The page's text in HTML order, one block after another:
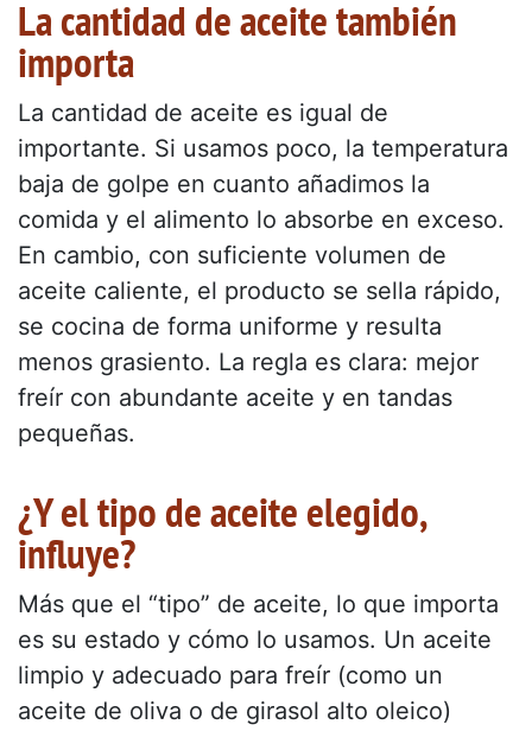
La cantidad de aceite también
importa
La cantidad de aceite es igual de
importante. Si usamos poco, la temperatura
baja de golpe en cuanto añadimos la
comida y el alimento lo absorbe en exceso.
En cambio, con suficiente volumen de
aceite caliente, el producto se sella rápido,
se cocina de forma uniforme y resulta
menos grasiento. La regla es clara: mejor
freír con abundante aceite y en tandas
pequeñas.
¿Y el tipo de aceite elegido,
influye?
Más que el “tipo” de aceite, lo que importa
es su estado y cómo lo usamos. Un aceite
limpio y adecuado para freír (como un
aceite de oliva o de girasol alto oleico)